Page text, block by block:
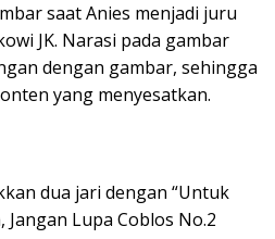
saat Anies menjadi juru
JK. Narasi pada gambar
dengan gambar, sehingga
yang menyesatkan.
dua jari dengan “Untuk
Jangan Lupa Coblos No.2